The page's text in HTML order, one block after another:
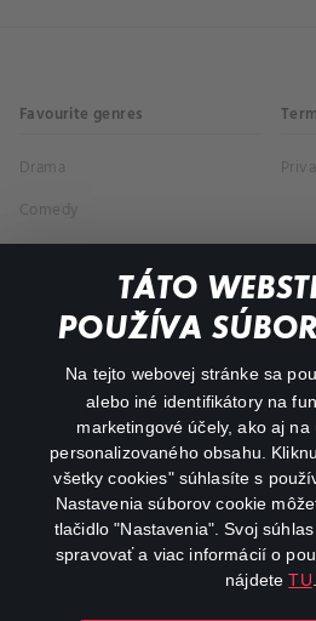
TÁTO
POUŽÍVA
Na tejto webovej stránke sa
alebo iné identifikátory na
marketingové účely, ako aj na
personalizovaného obsahu.
všetky cookies" súhlasíte s
Nastavenia súborov cookie
tlačidlo "Nastavenia". Svoj
spravovať a viac informácií o
nájdeteTU
Favourite genres
Drama
Comedy
My profile
Important links